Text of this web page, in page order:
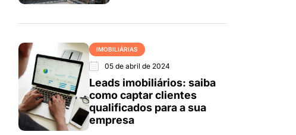
IMOBILIÁRIAS
05 de abril de 2024
Leads imobiliários: saiba
como captar clientes
qualificados para a sua
empresa